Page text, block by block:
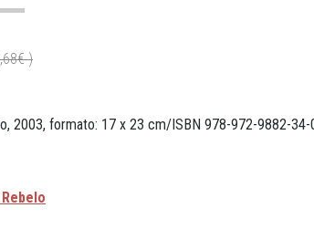
)
2003, formato: 17 x 23 cm/ISBN 978-972-9882-34-